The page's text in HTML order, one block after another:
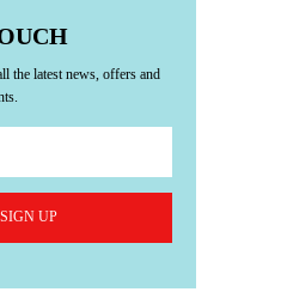
the latest news, offers and
SIGN UP